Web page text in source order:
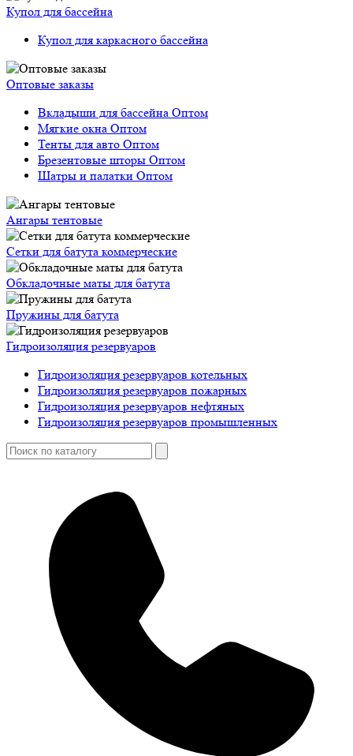
Купол для бассейна
Купол для каркасного бассейна
Оптовые заказы
Вкладыши для бассейна Оптом
Мягкие окна Оптом
Тенты для авто Оптом
Брезентовые шторы Оптом
Шатры и палатки Оптом
Ангары тентовые
Сетки для батута коммерческие
Обкладочные маты для батута
Пружины для батута
Гидроизоляция резервуаров
Гидроизоляция резервуаров котельных
Гидроизоляция резервуаров пожарных
Гидроизоляция резервуаров нефтяных
Гидроизоляция резервуаров промышленных